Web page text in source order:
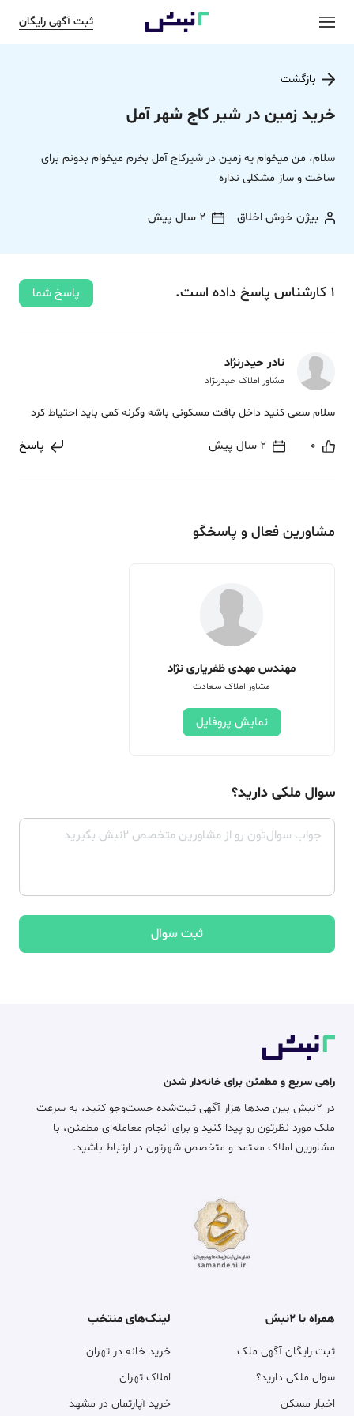
ثبت آگهی رایگان
بازگشت
خرید زمین در شیر کاج شهر آمل
سلام، من میخوام یه زمین در شیرکاج آمل بخرم میخوام بدونم برای
ساخت و ساز مشکلی نداره
بیژن خوش اخلاق 2 سال پیش
1 کارشناس پاسخ داده‌ است. پاسخ شما
نادر حیدرنژاد
مشاور املاک حیدرنژاد
سلام سعی کنید داخل بافت مسکونی باشه وگرنه کمی باید احتیاط کرد
0 2 سال پیش پاسخ
مشاورین فعال و پاسخگو
مهندس مهدی ظفریاری نژاد
مشاور املاک سعادت
نمایش پروفایل
سوال ملکی دارید؟
ثبت سوال
راهی سریع و مطمئن برای خانه‌دار شدن
در ۲نبش بین صدها هزار آگهی ثبت‌شده جست‌وجو کنید، به سرعت
ملک مورد نظرتون رو پیدا کنید و برای انجام معامله‌ای مطمئن، با
مشاورین املاک معتمد و متخصص شهرتون در ارتباط باشید.
همراه با ۲نبش
ثبت رایگان آگهی ملک
سوال ملکی دارید؟
اخبار مسکن
لینک‌های منتخب
خرید خانه در تهران
املاک تهران
خرید آپارتمان در مشهد